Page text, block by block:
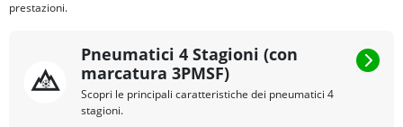
prestazioni.
Pneumatici 4 Stagioni (con
marcatura 3PMSF)
Scopri le principali caratteristiche dei pneumatici 4
stagioni.